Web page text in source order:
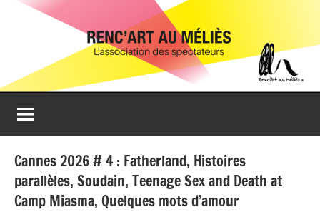
Renc'Art
Méliès
Association
spectateurs
du
cinéma
Le
Montreuil
Cannes 2026 # 4 : Fatherland, Histoires
parallèles, Soudain, Teenage Sex and Death at
Camp Miasma, Quelques mots d’amour